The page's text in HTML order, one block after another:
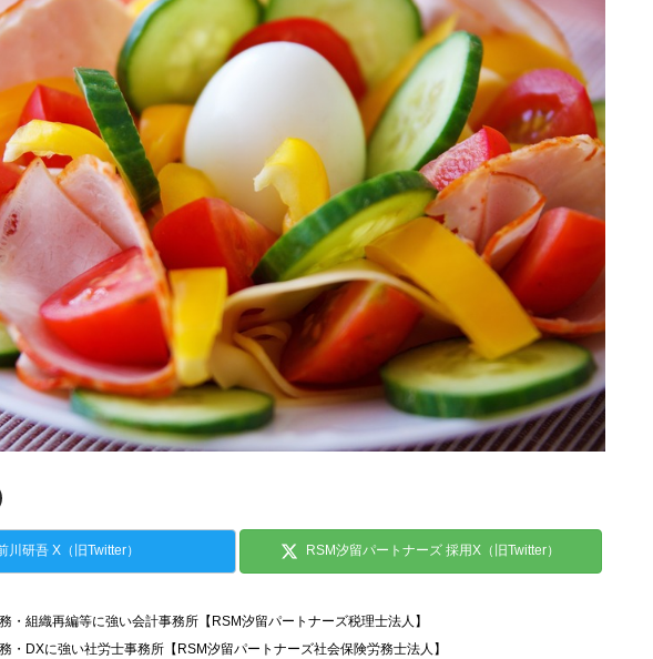
川研吾 X（旧Twitter） RSM汐留パートナーズ 採用X（旧Twitter）
・組織再編等に強い会計事務所【RSM汐留パートナーズ税理士法人】
・DXに強い社労士事務所【RSM汐留パートナーズ社会保険労務士法人】